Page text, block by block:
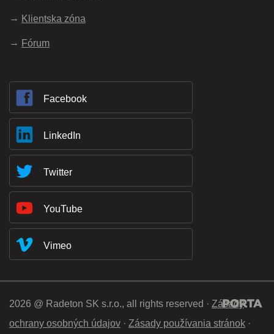
Klientska zóna
Fórum
Facebook
LinkedIn
Twitter
YouTube
Vimeo
2026 @ Radeton SK s.r.o., all rights reserved · Zásady
ochrany osobných údajov · Zásady používania stránok ·